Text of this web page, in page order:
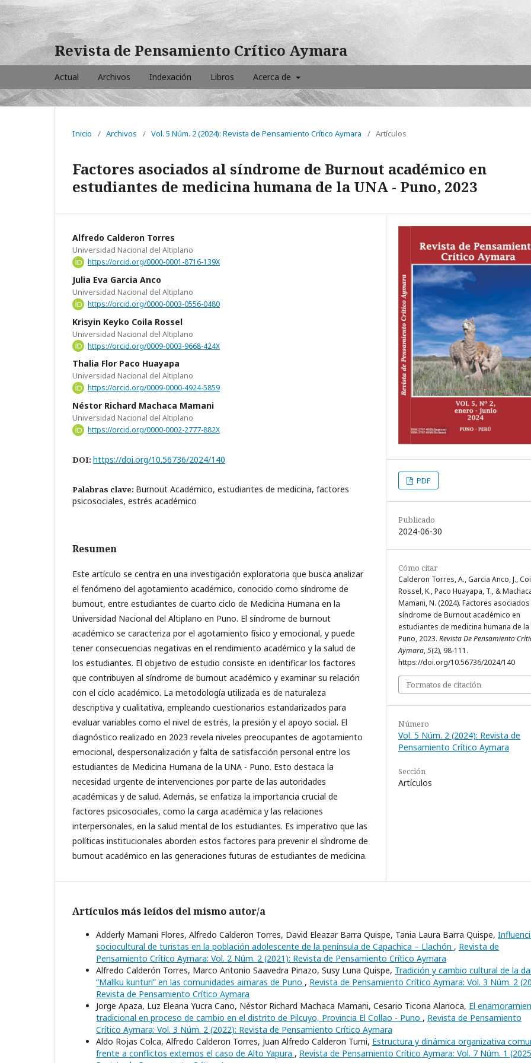
Revista de Pensamiento Crítico Aymara
Actual Archivos Indexación Libros Acerca de
Inicio / Archivos / Vol. 5 Núm. 2 (2024): Revista de Pensamiento Crítico Aymara / Artículos
Factores asociados al síndrome de Burnout académico en
estudiantes de medicina humana de la UNA - Puno, 2023
Alfredo Calderon Torres
Universidad Nacional del Altiplano
https://orcid.org/0000-0001-8716-139X
Julia Eva Garcia Anco
Universidad Nacional del Altiplano
https://orcid.org/0000-0003-0556-0480
Krisyin Keyko Coila Rossel
Universidad Nacional del Altiplano
https://orcid.org/0009-0003-9668-424X
Thalia Flor Paco Huayapa
Universidad Nacional del Altiplano
https://orcid.org/0009-0000-4924-5859
Néstor Richard Machaca Mamani
Universidad Nacional del Altiplano
https://orcid.org/0000-0002-2777-882X
DOI: https://doi.org/10.56736/2024/140
Palabras clave: Burnout Académico, estudiantes de medicina, factores
psicosociales, estrés académico
Resumen
Este artículo se centra en una investigación exploratoria que busca analizar
el fenómeno del agotamiento académico, conocido como síndrome de
burnout, entre estudiantes de cuarto ciclo de Medicina Humana en la
Universidad Nacional del Altiplano en Puno. El síndrome de burnout
académico se caracteriza por el agotamiento físico y emocional, y puede
tener consecuencias negativas en el rendimiento académico y la salud de
los estudiantes. El objetivo de estudio consiste en identificar los factores
que contribuyen al síndrome de burnout académico y examinar su relación
con el ciclo académico. La metodología utilizada es de naturaleza
descriptiva y cualitativa, empleando cuestionarios estandarizados para
evaluar variables como el nivel de estrés, la presión y el apoyo social. El
diagnóstico realizado en 2023 revela niveles preocupantes de agotamiento
emocional, despersonalización y falta de satisfacción personal entre los
estudiantes de Medicina Humana de la UNA - Puno. Esto destaca la
necesidad urgente de intervenciones por parte de las autoridades
académicas y de salud. Además, se enfatiza la importancia crucial de
factores psicosociales, como la carga académica y las relaciones
interpersonales, en la salud mental de los estudiantes. Es imperativo que las
políticas institucionales aborden estos factores para prevenir el síndrome de
burnout académico en las generaciones futuras de estudiantes de medicina.
PDF
Publicado
2024-06-30
Cómo citar
Calderon Torres, A., Garcia Anco, J.,
Rossel, K., Paco Huayapa, T., &
Mamani, N. (2024). Factores asociados
síndrome de Burnout académico en
estudiantes de medicina humana de la
Puno, 2023. Revista De Pensamiento
Aymara,5(2), 98-111.
https://doi.org/10.56736/2024/140
Formatos de citación
Número
Vol. 5 Núm. 2 (2024): Revista de
Pensamiento Crítico Aymara
Sección
Artículos
Artículos más leídos del mismo autor/a
Adderly Mamani Flores, Alfredo Calderon Torres, David Eleazar Barra Quispe, Tania Laura Barra Quispe,
sociocultural de turistas en la población adolescente de la península de Capachica – Llachón , Revista de
Pensamiento Crítico Aymara: Vol. 2 Núm. 2 (2021): Revista de Pensamiento Crítico Aymara
Alfredo Calderón Torres, Marco Antonio Saavedra Pinazo, Susy Luna Quispe, Tradición y cambio cultural de la
“Mallku kunturi” en las comunidades aimaras de Puno , Revista de Pensamiento Crítico Aymara: Vol. 3 Núm. 2
Revista de Pensamiento Crítico Aymara
Jorge Apaza, Luz Eleana Yucra Cano, Néstor Richard Machaca Mamani, Cesario Ticona Alanoca, El
tradicional en proceso de cambio en el distrito de Pilcuyo, Provincia El Collao - Puno , Revista de Pensamiento
Crítico Aymara: Vol. 3 Núm. 2 (2022): Revista de Pensamiento Crítico Aymara
Aldo Rojas Colca, Alfredo Calderon Torres, Juan Alfredo Calderon Tumi, Estructura y dinámica organizativa
frente a conflictos externos el caso de Alto Yapura , Revista de Pensamiento Crítico Aymara: Vol. 7 Núm. 1